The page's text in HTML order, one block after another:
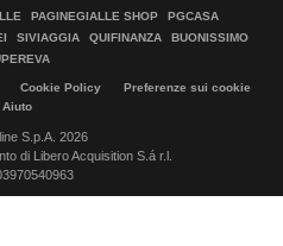
PAGINEGIALLE SHOP
PGCASA
SIVIAGGIA QUIFINANZA
BUONISSIMO
Cookie Policy
Preferenze sui cookie
Aiuto
S.p.A. 2026
di Libero Acquisition S.á r.l.